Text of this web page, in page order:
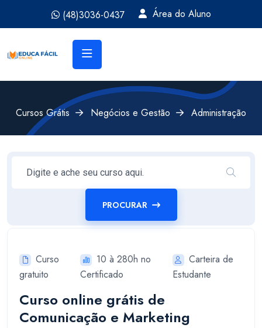
(48)3036-0437 Área do Aluno
Cursos Grátis Negócios e Gestão Administração
PROCURAR
Curso
gratuito
10 à 280h no
Certificado
Carteira de
Estudante
Curso online grátis de
Comunicação e Marketing